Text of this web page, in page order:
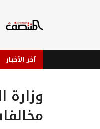
آخر الأخبار
دراسة: بكتيريا